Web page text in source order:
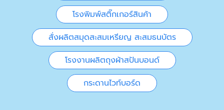
โรงพิมพ์สติ๊กเกอร์สินค้า
สั่งผลิตสมุดสะสมเหรียญ สะสมธนบัตร
โรงงานผลิตถุงผ้าสปันบอนด์
กระดานไวท์บอร์ด